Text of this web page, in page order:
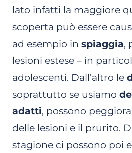
lato infatti la maggiore
scoperta può essere
ad esempio in spiaggia,
lesioni estese – in
adolescenti. Dall’altro le
soprattutto se usiamo
adatti, possono
delle lesioni e il prurito.
stagione ci possono poi